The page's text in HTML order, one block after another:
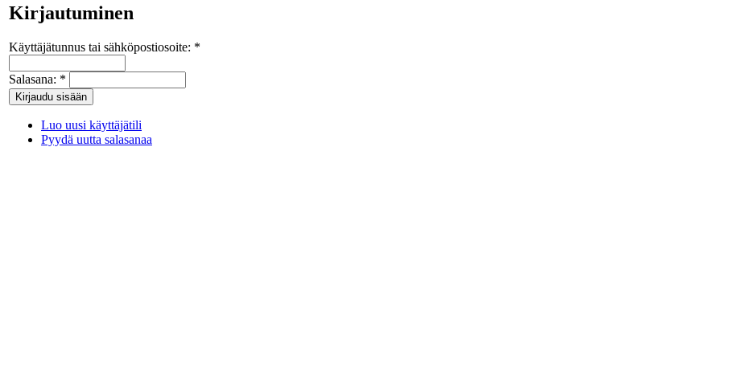
Kirjautuminen
Käyttäjätunnus tai sähköpostiosoite: *
Salasana: *
Luo uusi käyttäjätili
Pyydä uutta salasanaa